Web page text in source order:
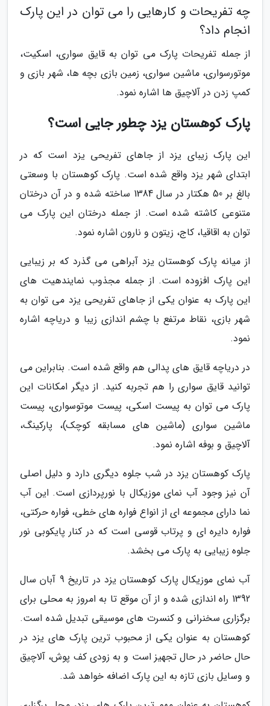
چه تفریحات و کارهایی را می توان در این پارک
انجام داد؟
از جمله تفریحات پارک می توان به قایق سواری، اسکیت،
موتورسواری، ماشین سواری، زمین بازی بچه ها، شهر بازی و
کمپ زدن در آلاچیق ها اشاره نمود.
پارک کوهستان یزد چطور جایی است؟
این پارک زیبای یزد از جاهای تفریحی یزد است که در
ابتدای شهر یزد واقع شده است. پارک کوهستان با وسعتی
بالغ بر 50 هکتار در سال 1384 ساخته شده و در آن درختان
متنوعی کاشته شده است. از جمله درختان این پارک می
توان به اقاقیا، کاج، زیتون و نارون اشاره نمود.
از میانه پارک کوهستان یزد آبراهی می گذرد که بر زیبایی
این پارک افزوده است. از جمله مجذوب نمایندهیت های
این پارک به عنوان یکی از جاهای تفریحی یزد می توان به
شهر بازی، نقاط مرتفع با چشم اندازی زیبا و دریاچه اشاره
نمود.
در دریاچه قایق های پدالی هم واقع شده است. بنابراین می
توانید قایق سواری را هم تجربه کنید. از دیگر امکانات این
پارک می توان به پیست اسکی، پیست موتوسواری، پیست
ماشین سواری (ماشین های مسابقه کوچک)، پارکینگ،
آلاچیق و بوفه اشاره نمود.
پارک کوهستان یزد در شب جلوه دیگری دارد و دلیل اصلی
آن نیز وجود آب نمای موزیکال با نورپردازی است. این آب
نما دارای مجموعه ای از انواع فواره های خطی، فواره حرکتی،
فواره دایره ای و پرتاب قوسی است که در کنار پایکوبی نور
جلوه زیبایی به پارک می بخشد.
آب نمای موزیکال پارک کوهستان یزد در تاریخ 9 آبان سال
1392 راه اندازی شده و از آن موقع تا به امروز به محلی برای
برگزاری سخنرانی و کنسرت های موسیقی تبدیل شده است.
کوهستان به عنوان یکی از محبوب ترین پارک های یزد در
حال حاضر در حال تجهیز است و به زودی کف پوش، آلاچیق
و وسایل بازی تازه به این پارک اضافه خواهد شد.